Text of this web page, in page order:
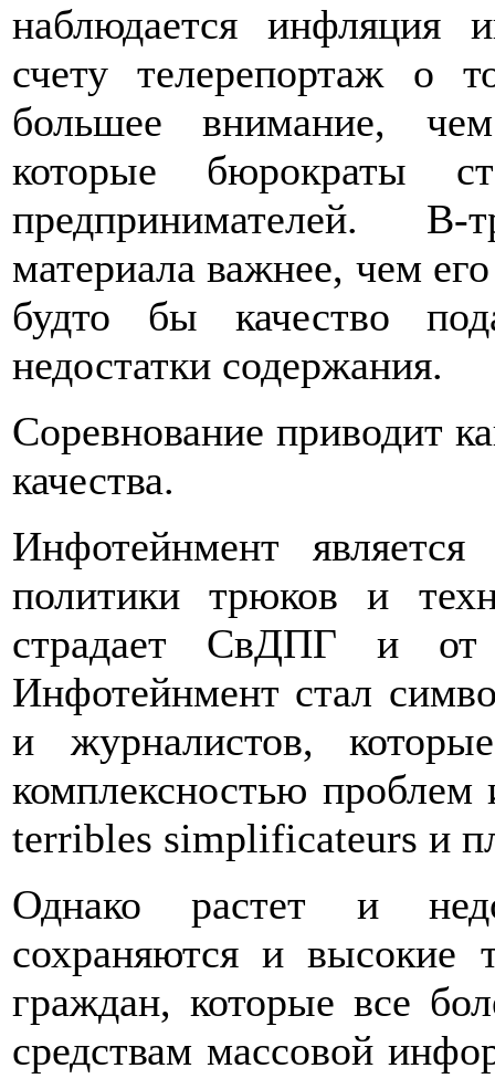
наблюдается инфляция
счету телерепортаж о
большее внимание,
которые бюрократы
предпринимателей. В-
материала важнее, чем
будто бы качество
недостатки содержания.
Соревнование приводит
качества.
Инфотейнмент
политики трюков и
страдает СвДПГ и от
Инфотейнмент стал
и журналистов,
комплексностью
terribles simplificateurs и
Однако растет и
сохраняются и высокие
граждан, которые все
средствам массовой